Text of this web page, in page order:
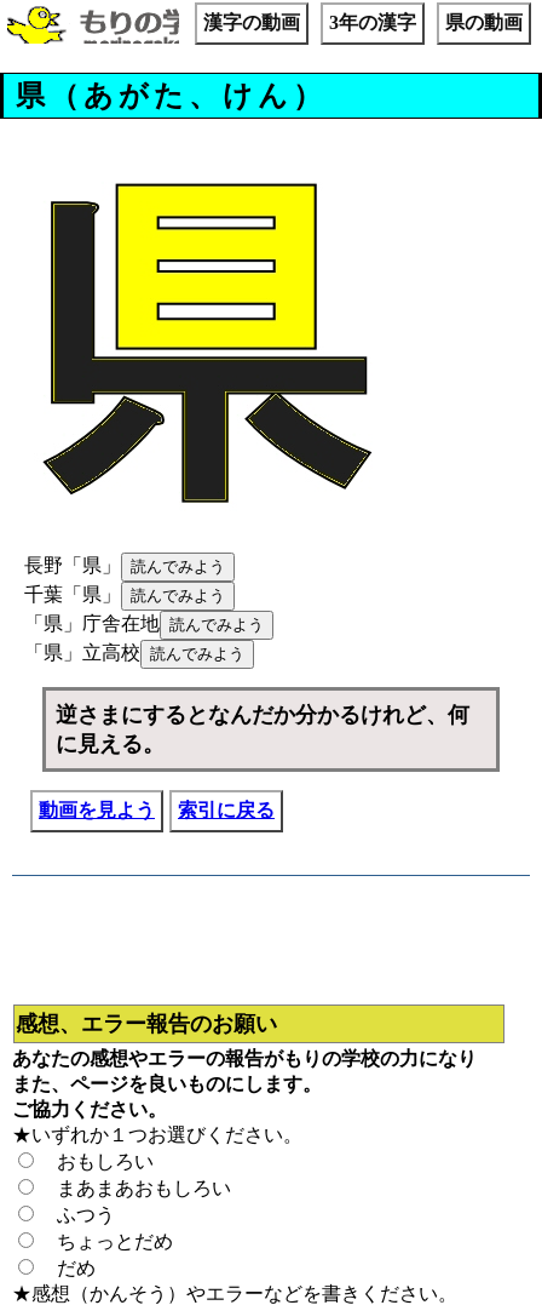
漢字の動画 3年の漢字 県の動画
県（あがた、けん）
長野「県」
千葉「県」
「県」庁舎在地
「県」立高校
逆さまにするとなんだか分かるけれど、何
に見える。
動画を見よう 索引に戻る
感想、エラー報告のお願い
あなたの感想やエラーの報告がもりの学校の力になり
また、ページを良いものにします。
ご協力ください。
★いずれか１つお選びください。
おもしろい
まあまあおもしろい
ふつう
ちょっとだめ
だめ
★感想（かんそう）やエラーなどを書きください。